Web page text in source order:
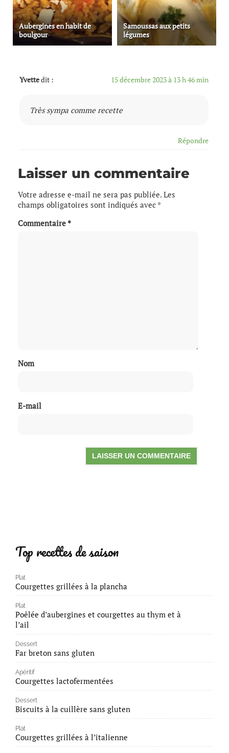
Aubergines en habit de
boulgour
Samoussas aux petits
légumes
Yvettedit : 15 décembre 2023 à 13 h 46 min
Très sympa comme recette
Répondre
Laisser un commentaire
Votre adresse e-mail ne sera pas publiée. Les
champs obligatoires sont indiqués avec *
Commentaire *
Nom
E-mail
Top recettes de saison
Plat
Courgettes grillées à la plancha
Plat
Poêlée d’aubergines et courgettes au thym et à
l’ail
Dessert
Far breton sans gluten
Apéritif
Courgettes lactofermentées
Dessert
Biscuits à la cuillère sans gluten
Plat
Courgettes grillées à l’italienne